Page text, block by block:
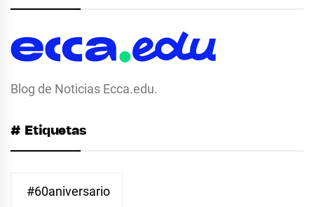
Blog de Noticias Ecca.edu.
# Etiquetas
#60aniversario